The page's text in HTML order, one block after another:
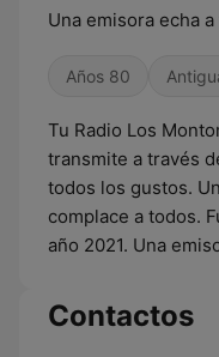
Una emisora echa
Años 80
Tu Radio Los
transmite a través
todos los gustos.
complace a todos.
año 2021. Una
Contactos